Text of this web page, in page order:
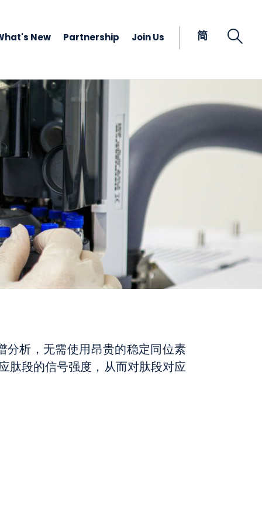
New Partnership Join Us 简
析，无需使用昂贵的稳定同位素
肽段的信号强度，从而对肽段对应